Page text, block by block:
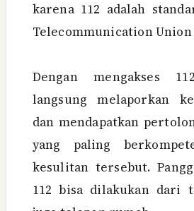
karena 112 adalah
Telecommunication Union
Dengan mengakses
langsung melaporkan
dan mendapatkan
yang paling
kesulitan tersebut.
112 bisa dilakukan dari